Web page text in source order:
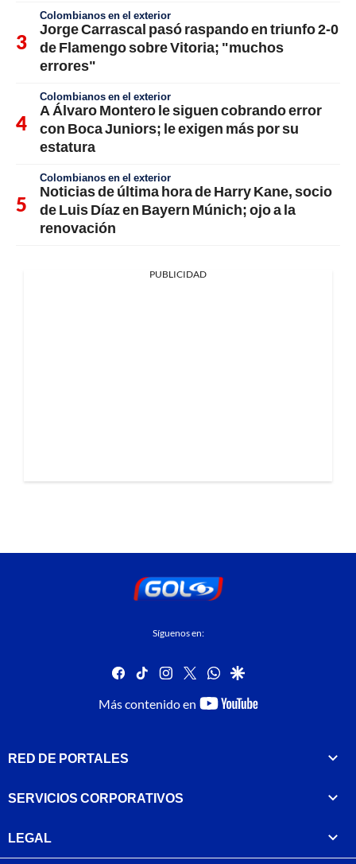
Colombianos en el exterior
Jorge Carrascal pasó raspando en triunfo 2-0
de Flamengo sobre Vitoria; "muchos
errores"
Colombianos en el exterior
A Álvaro Montero le siguen cobrando error
con Boca Juniors; le exigen más por su
estatura
Colombianos en el exterior
Noticias de última hora de Harry Kane, socio
de Luis Díaz en Bayern Múnich; ojo a la
renovación
PUBLICIDAD
Síguenos en:
facebook
tiktok instagram
twitterwhatsapp
google
Más contenido en
youtube-
RED DE PORTALES
SERVICIOS CORPORATIVOS
LEGAL